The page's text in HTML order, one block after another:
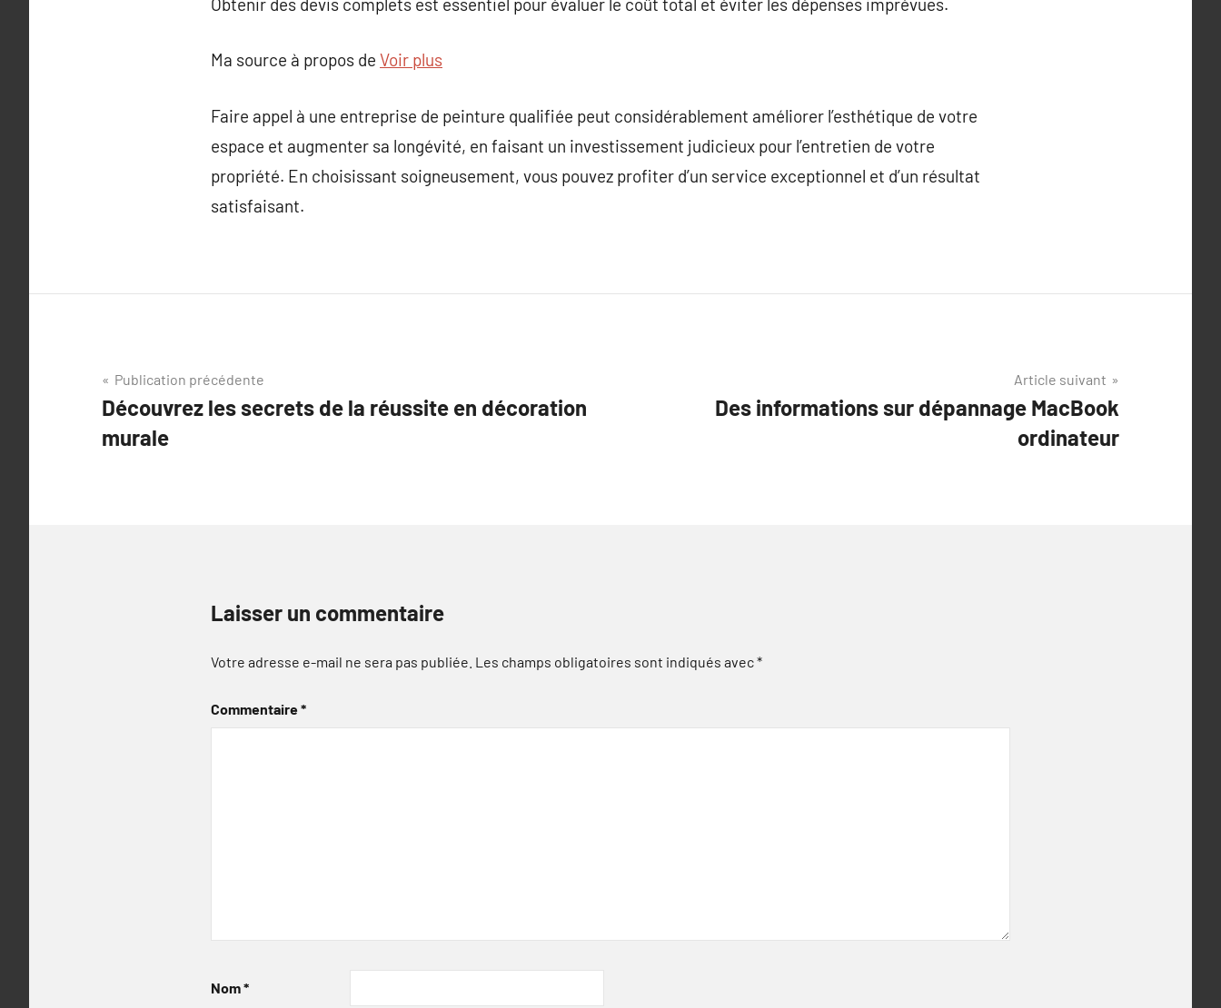
Ma source à propos de Voir plus
Faire appel à une entreprise de peinture qualifiée peut considérablement améliorer l’esthétique de votre
espace et augmenter sa longévité, en faisant un investissement judicieux pour l’entretien de votre
propriété. En choisissant soigneusement, vous pouvez profiter d’un service exceptionnel et d’un résultat
satisfaisant.
Navigation
de
l’article
Publication précédente
Découvrez les secrets de la réussite en décoration
murale
Article suivant
Des informations sur dépannage MacBook
ordinateur
Laisser un commentaire
Votre adresse e-mail ne sera pas publiée. Les champs obligatoires sont indiqués avec*
Commentaire*
Nom*